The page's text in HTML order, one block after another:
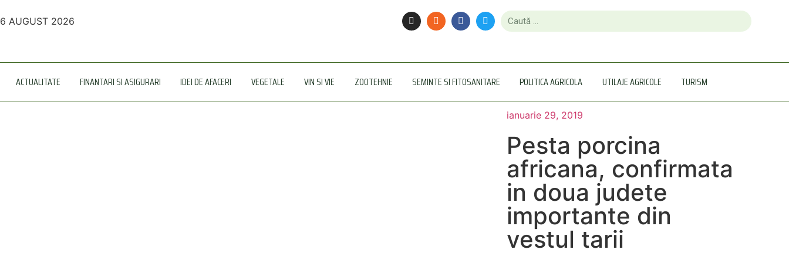
6 AUGUST 2026
ACTUALITATE FINANTARI SI ASIGURARI IDEI DE AFACERI VEGETALE VIN SI VIE ZOOTEHNIE SEMINTE SI FITOSANITARE POLITICA AGRICOLA UTILAJE AGRICOLE TURISM
ianuarie 29, 2019
Pesta porcina
africana, confirmata
in doua judete
importante din
vestul tarii